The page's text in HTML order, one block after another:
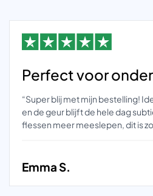
Perfect voor
“Super blij met mijn bestelling!
en de geur blijft de hele dag
flessen meer meeslepen, dit is
Emma S.